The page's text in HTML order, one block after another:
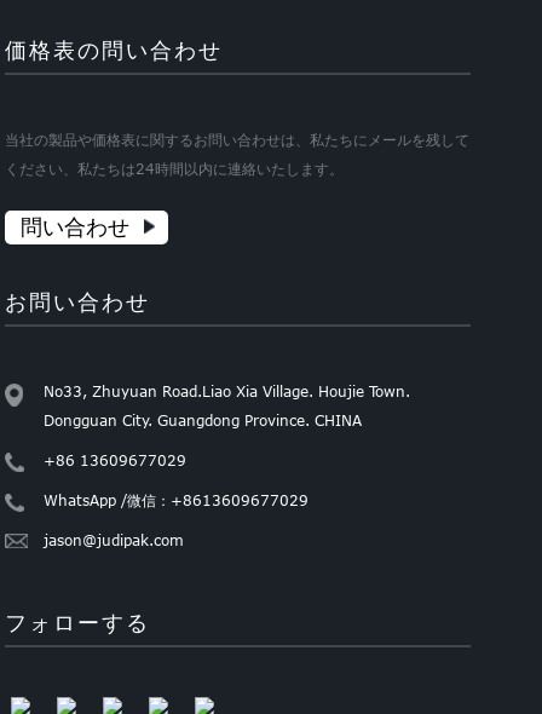
価格表の問い合わせ
当社の製品や価格表に関するお問い合わせは、私たちにメールを残して
ください、私たちは24時間以内に連絡いたします。
問い合わせ
お問い合わせ
No33, Zhuyuan Road.Liao Xia Village. Houjie Town.
Dongguan City. Guangdong Province. CHINA
+86 13609677029
WhatsApp /微信：+8613609677029
jason@judipak.com
フォローする